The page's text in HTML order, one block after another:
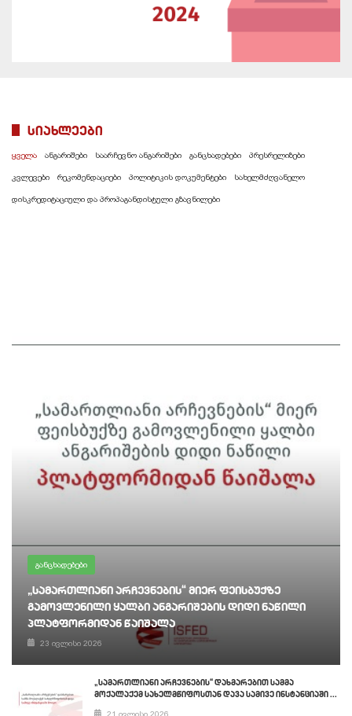
სიახლეები
ყველა ანგარიშები საარჩევნო ანგარიშები განცხადებები პრესრელიზები
კვლევები რეკომენდაციები პოლიტიკის დოკუმენტები სახელმძღვანელო
დისკრედიტაციული და პროპაგანდისტული გზავნილები
განცხადებები
„სამართლიანი არჩევნების“ მიერ ფეისბუქზე
გამოვლენილი ყალბი ანგარიშების დიდი ნაწილი
პლატფორმიდან წაიშალა
23 ივლისი 2026
„სამართლიანი არჩევნების“ დახმარებით სამმა
მოქალაქემ სახელმწიფოსთან დავა სამივე ინსტანციაში ...